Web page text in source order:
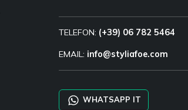
TELEFON: (+39) 06 782 5464
EMAIL: info@styliafoe.com
WHATSAPP IT